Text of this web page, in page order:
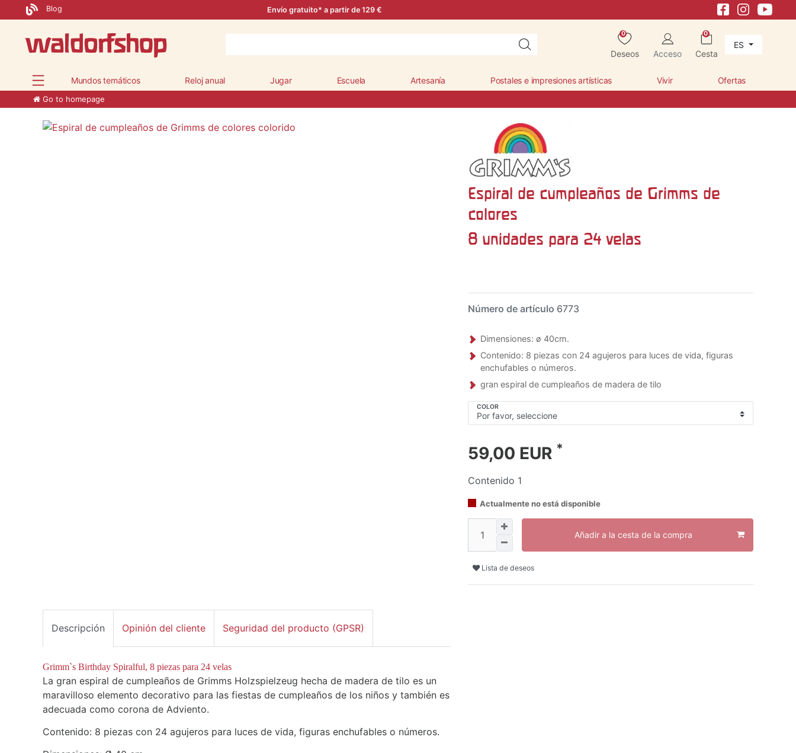
Blog Envío gratuito* a partir de 129 €
0
Deseos Acceso
0
Cesta
ES
Mundos temáticos Reloj anual Jugar Escuela Artesanía Postales e impresiones artísticas Vivir Ofertas
Go to homepage
Espiral de cumpleaños de Grimms de
colores
8 unidades para 24 velas
Número de artículo 6773
Dimensiones: ø 40cm.
Contenido: 8 piezas con 24 agujeros para luces de vida, figuras
enchufables o números.
gran espiral de cumpleaños de madera de tilo
COLOR
59,00 EUR *
Contenido 1
Actualmente no está disponible
Añadir a la cesta de la compra
Lista de deseos
Descripción Opinión del cliente Seguridad del producto (GPSR)
Grimm`s Birthday Spiralful, 8 piezas para 24 velas
La gran espiral de cumpleaños de Grimms Holzspielzeug hecha de madera de tilo es un
maravilloso elemento decorativo para las fiestas de cumpleaños de los niños y también es
adecuada como corona de Adviento.
Contenido: 8 piezas con 24 agujeros para luces de vida, figuras enchufables o números.